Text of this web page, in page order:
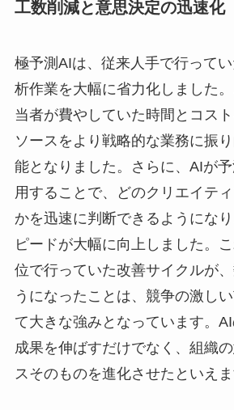
工数削減と意思決定の迅速化
極予測AIは、従来人手で行って
析作業を大幅に省力化しました
当者が費やしていた時間とコス
ソースをより戦略的な業務に振
能となりました。さらに、AIが
用することで、どのクリエイテ
かを迅速に判断できるようにな
ピードが大幅に向上しました。
位で行っていた改善サイクルが
うになったことは、競争の激し
て大きな強みとなっています。
成果を伸ばすだけでなく、組織
スそのものを進化させたといえま